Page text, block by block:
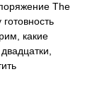
The
какие